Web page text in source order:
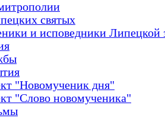
святых
и исповедники Липецкой
"Новомученик дня"
"Слово новомученика"